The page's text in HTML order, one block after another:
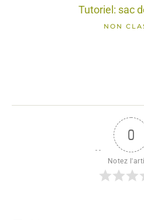
Tutoriel: sac
NON
0
Notez